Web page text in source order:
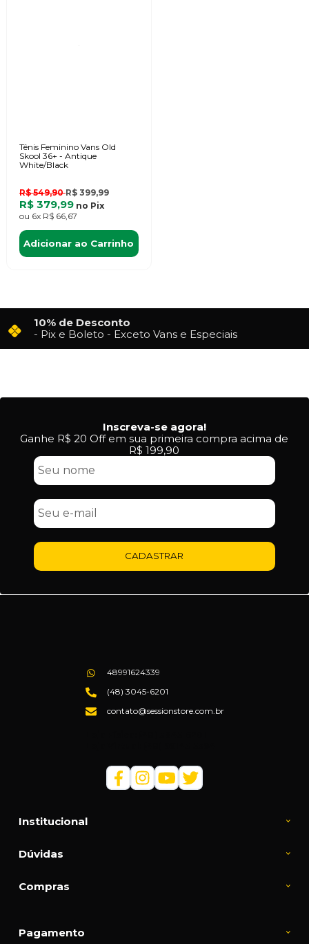
Tênis Feminino Vans Old
Skool 36+ - Antique
White/Black
R$ 549,90R$ 399,99
R$ 379,99 no Pix
ou 6x R$ 66,67
Adicionar ao Carrinho
10% de Desconto
- Pix e Boleto - Exceto Vans e Especiais
Inscreva-se agora!
Ganhe R$ 20 Off em sua primeira compra acima de
R$ 199,90
CADASTRAR
Institucional
Dúvidas
Compras
48991624339
(48) 3045-6201
contato@sessionstore.com.br
Pagamento